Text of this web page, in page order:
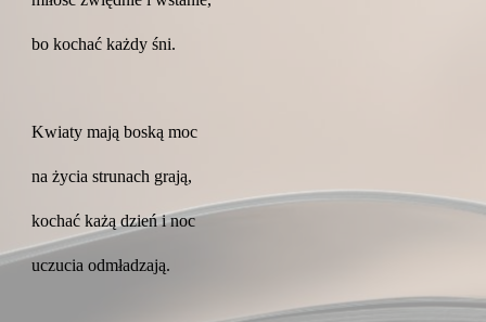
bo kochać każdy śni.
Kwiaty mają boską moc
na życia strunach grają,
kochać każą dzień i noc
uczucia odmładzają.